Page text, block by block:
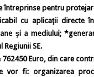
întreprinse pentru
cu aplicaţii directe
şi a mediului;
SE.
Euro, din care
vor fi: organizarea